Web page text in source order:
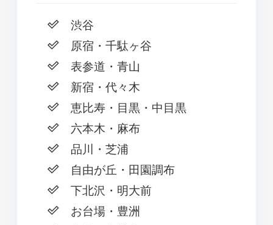
渋谷
原宿・千駄ヶ谷
表参道・青山
新宿・代々木
恵比寿・目黒・中目黒
六本木・麻布
品川・芝浦
自由が丘・田園調布
下北沢・明大前
お台場・豊洲